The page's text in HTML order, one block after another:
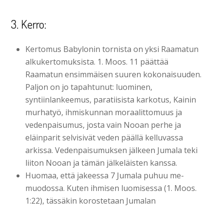
3. Kerro:
Kertomus Babylonin tornista on yksi Raamatun
alkukertomuksista. 1. Moos. 11 päättää
Raamatun ensimmäisen suuren kokonaisuuden.
Paljon on jo tapahtunut: luominen,
syntiinlankeemus, paratiisista karkotus, Kainin
murhatyö, ihmiskunnan moraalittomuus ja
vedenpaisumus, josta vain Nooan perhe ja
eläinparit selvisivät veden päällä kelluvassa
arkissa. Vedenpaisumuksen jälkeen Jumala teki
liiton Nooan ja tämän jälkeläisten kanssa.
Huomaa, että jakeessa 7 Jumala puhuu me-
muodossa. Kuten ihmisen luomisessa (1. Moos.
1:22), tässäkin korostetaan Jumalan